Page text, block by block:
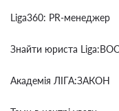
Liga360: PR-менеджер
Знайти юриста
Академія ЛІГА:ЗАКОН